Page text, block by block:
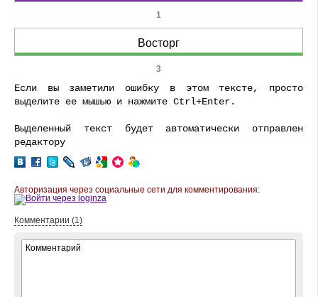
1
Восторг
3
Если вы заметили ошибку в этом тексте, просто
выделите ее мышью и нажмите Ctrl+Enter.
Выделенный текст будет автоматически отправлен
редактору
Авторизация через социальные сети для комментирования:
Комментарии (1)